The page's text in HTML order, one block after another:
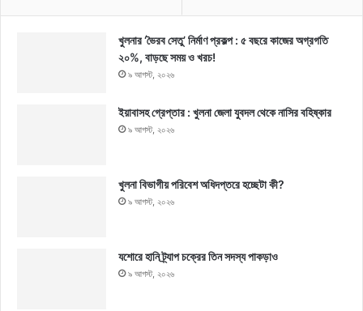
খুলনার ‘ভৈরব সেতু’ নির্মাণ প্রকল্প : ৫ বছরে কাজের অগ্রগতি
২০%, বাড়ছে সময় ও খরচ!
৯ আগস্ট, ২০২৬
ইয়াবাসহ গ্রেপ্তার : খুলনা জেলা যুবদল থেকে নাসির বহিষ্কার
৯ আগস্ট, ২০২৬
খুলনা বিভাগীয় পরিবেশ অধিদপ্তরে হচ্ছেটা কী?
৯ আগস্ট, ২০২৬
যশোরে হানি ট্র্যাপ চক্রের তিন সদস্য পাকড়াও
৯ আগস্ট, ২০২৬